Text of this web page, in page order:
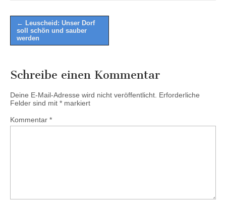
Post
navigation
← Leuscheid: Unser Dorf
soll schön und sauber
werden
Schreibe einen Kommentar
Deine E-Mail-Adresse wird nicht veröffentlicht. Erforderliche
Felder sind mit * markiert
Kommentar *